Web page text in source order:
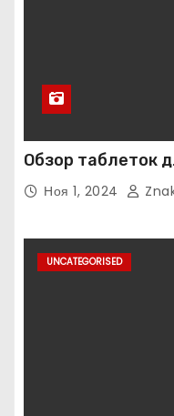
Обзор таблеток
Ноя 1, 2024
UNCATEGORISED